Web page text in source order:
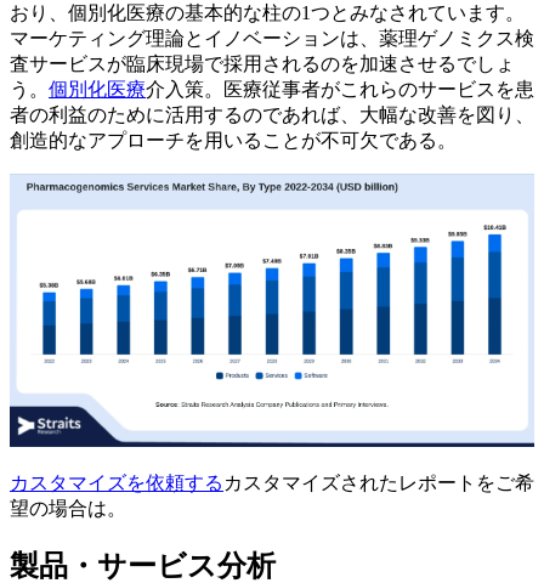
おり、個別化医療の基本的な柱の1つとみなされています。
マーケティング理論とイノベーションは、薬理ゲノミクス検
査サービスが臨床現場で採用されるのを加速させるでしょ
う。 個別化医療介入策。医療従事者がこれらのサービスを患
者の利益のために活用するのであれば、大幅な改善を図り、
創造的なアプローチを用いることが不可欠である。
カスタマイズを依頼する カスタマイズされたレポートをご希
望の場合は。
製品・サービス分析